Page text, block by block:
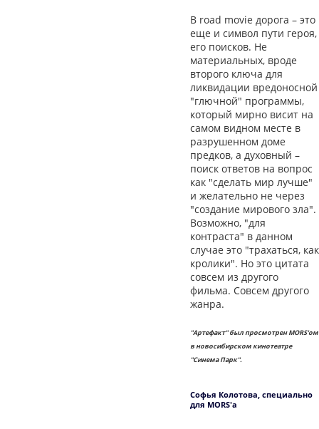
В road movie дорога – это
еще и символ пути героя,
его поисков. Не
материальных, вроде
второго ключа для
ликвидации вредоносной
"глючной" программы,
который мирно висит на
самом видном месте в
разрушенном доме
предков, а духовный –
поиск ответов на вопрос
как "сделать мир лучше"
и желательно не через
"создание мирового зла".
Возможно, "для
контраста" в данном
случае это "трахаться, как
кролики". Но это цитата
совсем из другого
фильма. Совсем другого
жанра.
"Артефакт" был просмотрен MORS'ом
в новосибирском кинотеатре
"Синема Парк".
Софья Колотова, специально
для MORS'a